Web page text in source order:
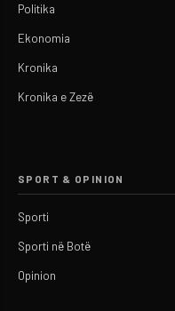
Politika
Ekonomia
Kronika
Kronika e Zezë
SPORT & OPINION
Sporti
Sporti në Botë
Opinion